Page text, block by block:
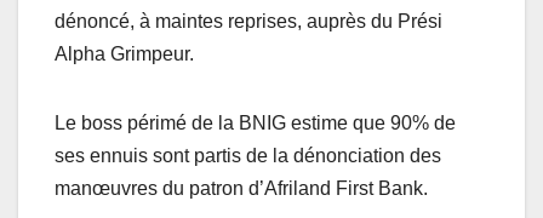
dénoncé, à maintes reprises, auprès du Prési
Alpha Grimpeur.
Le boss périmé de la BNIG estime que 90% de
ses ennuis sont partis de la dénonciation des
manœuvres du patron d’Afriland First Bank.